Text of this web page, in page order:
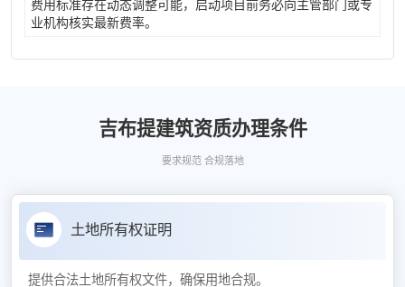
费用标准存在动态调整可能，启动项目前务必向主管部门或专
业机构核实最新费率。
吉布提建筑资质办理条件
要求规范 合规落地
土地所有权证明
提供合法土地所有权文件，确保用地合规。